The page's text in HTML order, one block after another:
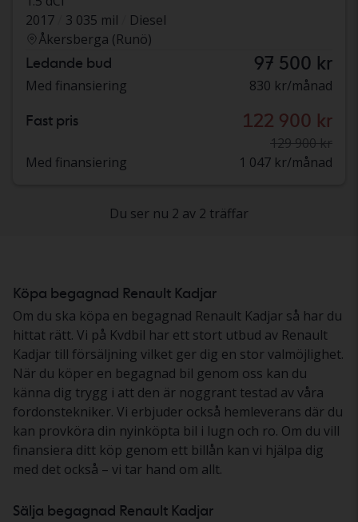
2017
3 035 mil
Diesel
Åkersberga (Runö)
Ledande bud 97 500 kr
Med finansiering 830 kr/månad
Fast pris 122 900 kr
129 900 kr
Med finansiering
1 047 kr/månad
Du ser nu 2 av 2 träffar
Köpa begagnad Renault Kadjar
Om du ska köpa en begagnad Renault Kadjar så har du
hittat rätt. Vi på Kvdbil har ett stort utbud av Renault
Kadjar till försäljning vilket ger dig en stor valmöjlighet.
När du köper en begagnad bil genom oss kan du
känna dig trygg i att den är noggrant testad av våra
fordonstekniker. Vi erbjuder också hemleverans där du
kan provköra din nyinköpta bil i lugn och ro. Om du vill
finansiera ditt köp genom ett billån kan vi hjälpa dig
med det också – vi tar hand om allt.
Sälja begagnad Renault Kadjar